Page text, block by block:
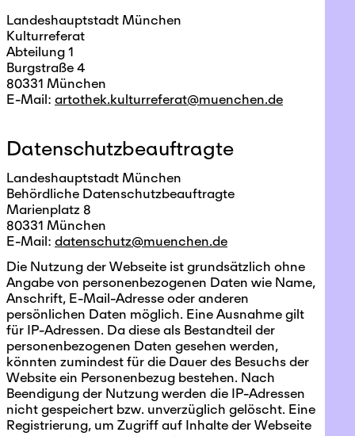
Landeshauptstadt München
Kulturreferat
Abteilung 1
Burgstraße 4
80331 München
E-Mail: artothek.kulturreferat@muenchen.de
Datenschutzbeauftragte
Landeshauptstadt München
Behördliche Datenschutzbeauftragte
Marienplatz 8
80331 München
E-Mail: datenschutz@muenchen.de
Die Nutzung der Webseite ist grundsätzlich ohne
Angabe von personenbezogenen Daten wie Name,
Anschrift, E-Mail-Adresse oder anderen
persönlichen Daten möglich. Eine Ausnahme gilt
für IP-Adressen. Da diese als Bestandteil der
personenbezogenen Daten gesehen werden,
könnten zumindest für die Dauer des Besuchs der
Website ein Personenbezug bestehen. Nach
Beendigung der Nutzung werden die IP-Adressen
nicht gespeichert bzw. unverzüglich gelöscht. Eine
Registrierung, um Zugriff auf Inhalte der Webseite